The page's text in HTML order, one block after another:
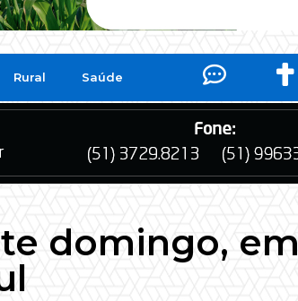
Rural Saúde
domingo, em